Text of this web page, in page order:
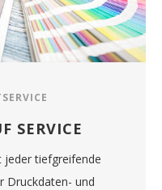
SERVICE
jeder tiefgreifende
Druckdaten- und